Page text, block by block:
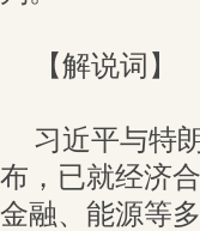
【解说词】
习近平与特
布，已就经济
金融、能源等